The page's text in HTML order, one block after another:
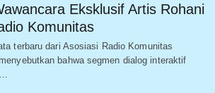
Eksklusif Artis Rohani
Komunitas
terbaru dari Asosiasi Radio Komunitas
bahwa segmen dialog interaktif